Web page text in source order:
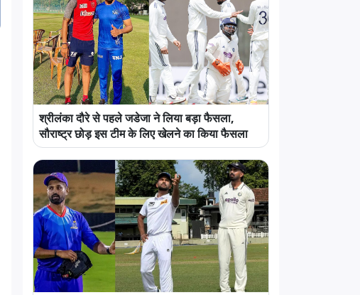
श्रीलंका दौरे से पहले जडेजा ने लिया बड़ा फैसला,
सौराष्ट्र छोड़ इस टीम के लिए खेलने का किया फैसला